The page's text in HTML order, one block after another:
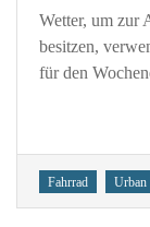
Wetter, um zur
besitzen,
für den
Tags
Fahrrad